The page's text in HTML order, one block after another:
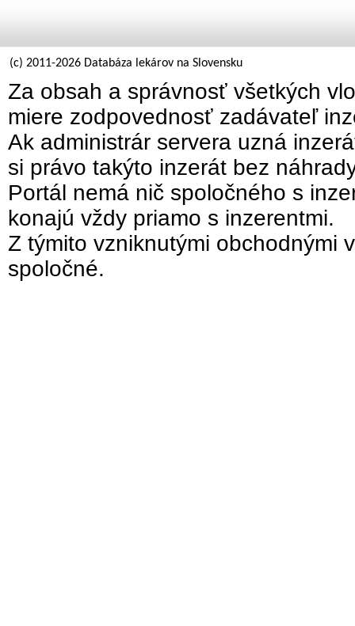
(c) 2011-2026 Databáza lekárov na Slovensku
Za obsah a správnosť všetkých
miere zodpovednosť zadávateľ
Ak administrár servera uzná
si právo takýto inzerát bez
Portál nemá nič spoločného s
konajú vždy priamo s inzerentmi.
Z týmito vzniknutými obchodnými
spoločné.